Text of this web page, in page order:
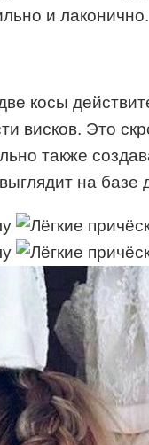
и лаконично.
косы
висков. Это
также
на базе